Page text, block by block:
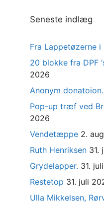
Seneste indlæg
Fra Lappetøzerne i
20 blokke fra DPF
2026
Anonym donatoion.
Pop-up træf ved
2026
Vendetæppe 2.
Ruth Henriksen 31.
Grydelapper. 31.
Restetop 31. juli
Ulla Mikkelsen,